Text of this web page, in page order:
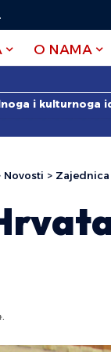
.
O NAMA
i
Novosti >